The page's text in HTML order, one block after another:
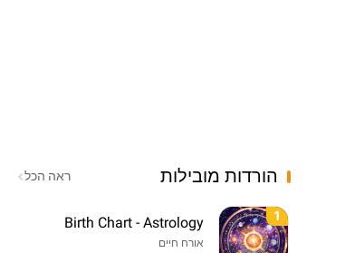
הורדות מובילות ראה הכל
1
Birth Chart - Astrology
אורח חיים